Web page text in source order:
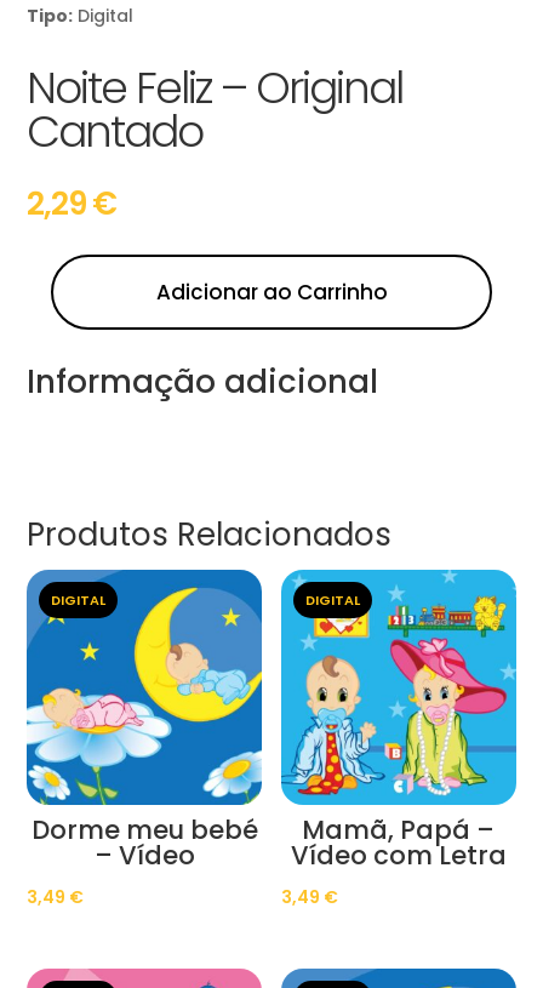
Tipo: Digital
Noite Feliz – Original
Cantado
2,29€
Adicionar ao Carrinho
Informação adicional
Produtos Relacionados
DIGITAL
Dorme meu bebé
– Vídeo
3,49 €
DIGITAL
Mamã, Papá –
Vídeo com Letra
3,49 €